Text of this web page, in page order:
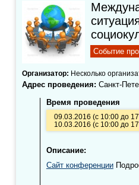
Событие
Организатор: Несколько
Адрес проведения: Санкт-
Время проведения
09.03.2016 (с 10:00 до
10.03.2016 (с 10:00 до
Описание:
Сайт конференции